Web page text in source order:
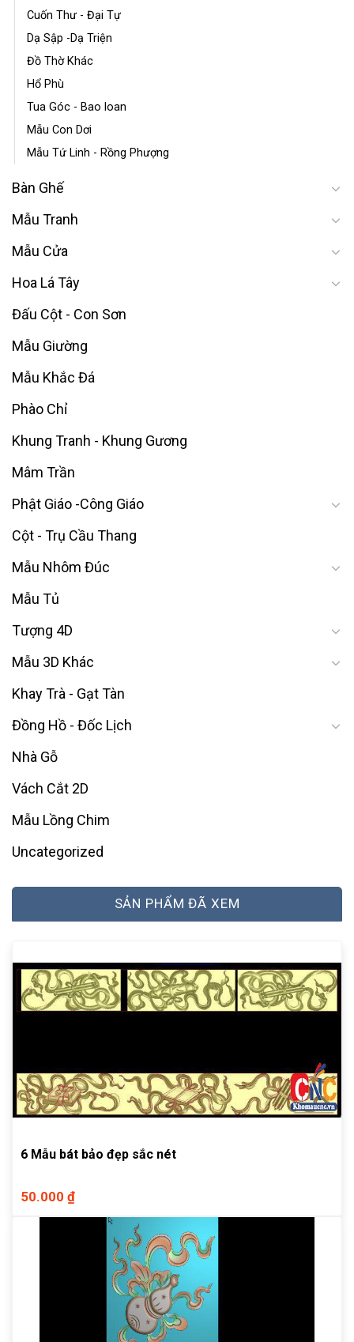
Cuốn Thư - Đại Tự
Dạ Sập -Dạ Triện
Đồ Thờ Khác
Hổ Phù
Tua Góc - Bao loan
Mẫu Con Dơi
Mẫu Tứ Linh - Rồng Phượng
Bàn Ghế
Mẫu Tranh
Mẫu Cửa
Hoa Lá Tây
Đấu Cột - Con Sơn
Mẫu Giường
Mẫu Khắc Đá
Phào Chỉ
Khung Tranh - Khung Gương
Mâm Trần
Phật Giáo -Công Giáo
Cột - Trụ Cầu Thang
Mẫu Nhôm Đúc
Mẫu Tủ
Tượng 4D
Mẫu 3D Khác
Khay Trà - Gạt Tàn
Đồng Hồ - Đốc Lịch
Nhà Gỗ
Vách Cắt 2D
Mẫu Lồng Chim
Uncategorized
SẢN PHẨM ĐÃ XEM
6 Mẫu bát bảo đẹp sắc nét
50.000 ₫